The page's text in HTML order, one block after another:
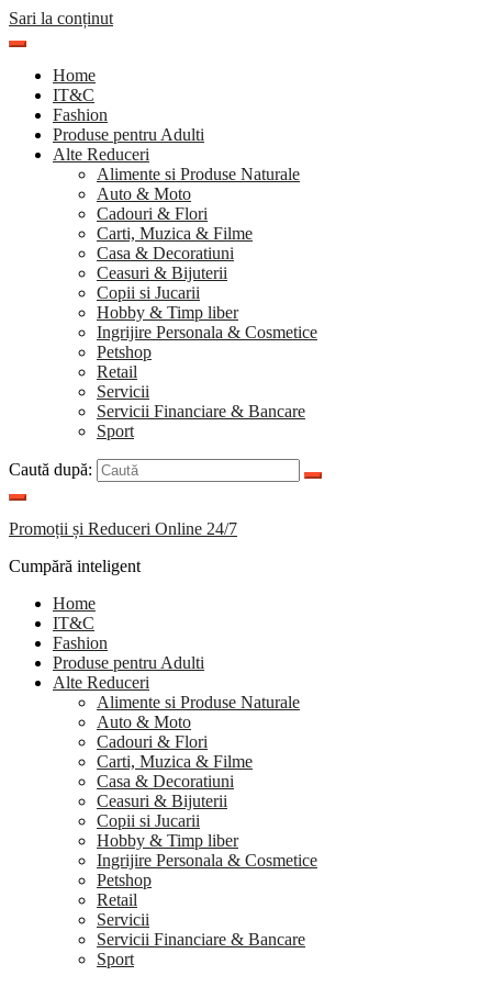
Sari la conținut
Home
IT&C
Fashion
Produse pentru Adulti
Alte Reduceri
Alimente si Produse Naturale
Auto & Moto
Cadouri & Flori
Carti, Muzica & Filme
Casa & Decoratiuni
Ceasuri & Bijuterii
Copii si Jucarii
Hobby & Timp liber
Ingrijire Personala & Cosmetice
Petshop
Retail
Servicii
Servicii Financiare & Bancare
Sport
Caută după:
Promoții și Reduceri Online 24/7
Cumpără inteligent
Home
IT&C
Fashion
Produse pentru Adulti
Alte Reduceri
Alimente si Produse Naturale
Auto & Moto
Cadouri & Flori
Carti, Muzica & Filme
Casa & Decoratiuni
Ceasuri & Bijuterii
Copii si Jucarii
Hobby & Timp liber
Ingrijire Personala & Cosmetice
Petshop
Retail
Servicii
Servicii Financiare & Bancare
Sport